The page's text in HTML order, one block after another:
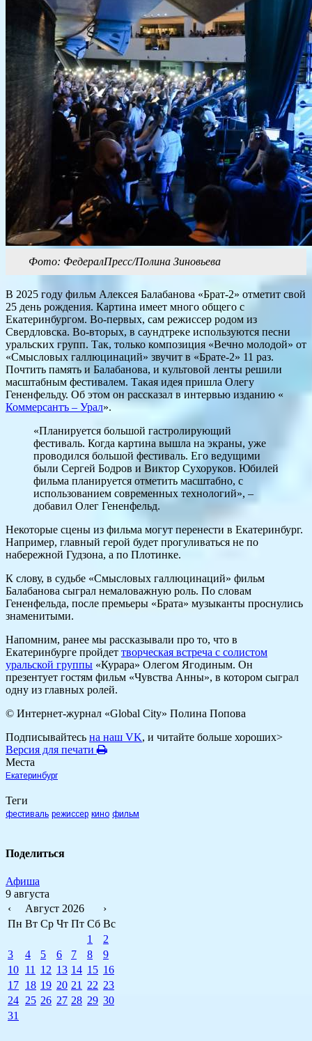
Фото: ФедералПресс/Полина Зиновьева
В 2025 году фильм Алексея Балабанова «Брат-2» отметит свой
25 день рождения. Картина имеет много общего с
Екатеринбургом. Во-первых, сам режиссер родом из
Свердловска. Во-вторых, в саундтреке используются песни
уральских групп. Так, только композиция «Вечно молодой» от
«Смысловых галлюцинаций» звучит в «Брате-2» 11 раз.
Почтить память и Балабанова, и культовой ленты решили
масштабным фестивалем. Такая идея пришла Олегу
Гененфельду. Об этом он рассказал в интервью изданию «
Коммерсантъ – Урал».
«Планируется большой гастролирующий
фестиваль. Когда картина вышла на экраны, уже
проводился большой фестиваль. Его ведущими
были Сергей Бодров и Виктор Сухоруков. Юбилей
фильма планируется отметить масштабно, с
использованием современных технологий», –
добавил Олег Гененфельд.
Некоторые сцены из фильма могут перенести в Екатеринбург.
Например, главный герой будет прогуливаться не по
набережной Гудзона, а по Плотинке.
К слову, в судьбе «Смысловых галлюцинаций» фильм
Балабанова сыграл немаловажную роль. По словам
Гененфельда, после премьеры «Брата» музыканты проснулись
знаменитыми.
Напомним, ранее мы рассказывали про то, что в
Екатеринбурге пройдет творческая встреча с солистом
уральской группы «Курара» Олегом Ягодиным. Он
презентует гостям фильм «Чувства Анны», в котором сыграл
одну из главных ролей.
© Интернет-журнал «Global City» Полина Попова
Подписывайтесь на наш VK, и читайте больше хороших>
Версия для печати
Места
Екатеринбург
Теги
фестиваль режиссер кино фильм
Поделиться
Афиша
9 августа
‹
Август 2026
›
Пн Вт Ср Чт Пт Сб Вс
1
2
3
4 5 6 7 8
9
10 11 12 13 14 15 16
17 18 19 20 21 22 23
24 25 26 27 28 29 30
31